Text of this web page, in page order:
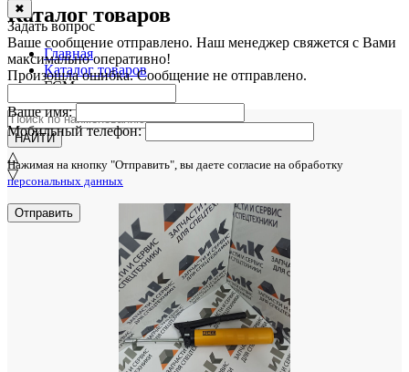
✖
Задать вопрос
Ваше сообщение отправлено. Наш менеджер свяжется с Вами
максимально оперативно!
Произошла ошибка. Сообщение не отправлено.
Ваше имя:
Мобильный телефон:
Нажимая на кнопку "Отправить", вы даете согласие на обработку
персональных данных
Отправить
Каталог товаров
Главная
Каталог товаров
ГСМ
НАЙТИ
△
▽